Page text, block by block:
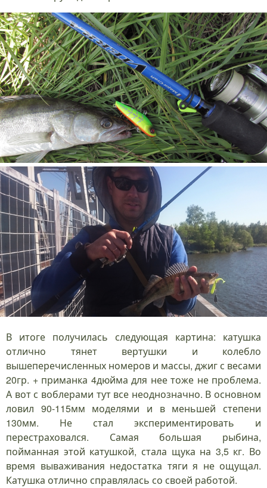
В итоге получилась следующая картина: катушка
отлично тянет вертушки и колебло
вышеперечисленных номеров и массы, джиг с весами
20гр. + приманка 4дюйма для нее тоже не проблема.
А вот с воблерами тут все неоднозначно. В основном
ловил 90-115мм моделями и в меньшей степени
130мм. Не стал экспериментировать и
перестраховался. Самая большая рыбина,
пойманная этой катушкой, стала щука на 3,5 кг. Во
время вываживания недостатка тяги я не ощущал.
Катушка отлично справлялась со своей работой.